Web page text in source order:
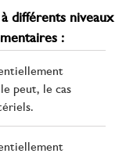
différents niveaux
:
peut, le cas